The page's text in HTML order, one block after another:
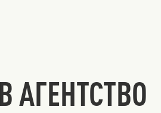
АГЕНТСТВО